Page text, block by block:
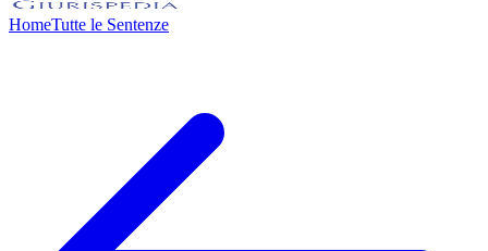
HomeTutte le Sentenze